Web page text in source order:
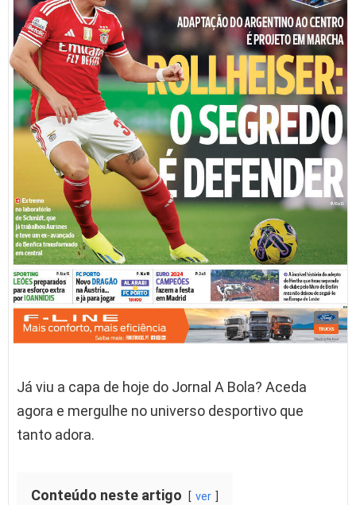
Já viu a capa de hoje do Jornal A Bola? Aceda
agora e mergulhe no universo desportivo que
tanto adora.
Conteúdo neste artigo ver